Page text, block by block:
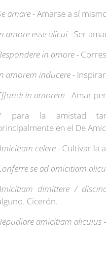
amare- Amarse a sí
amore esse alicui- Ser
in amore-
amorem inducere-
in amorem - Amar
para la amistad
en el De
celere- Cultivar la
se ad amicitiam
dimittere /
Cicerón.
amicitiam alicuius